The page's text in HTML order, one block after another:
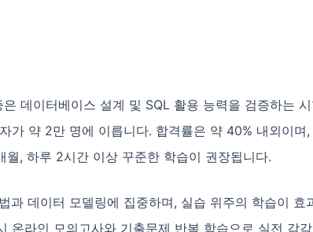
은 데이터베이스 설계 및 SQL 활용 능력을 검증하는
가 약 2만 명에 이릅니다. 합격률은 약 40% 내외이며
월, 하루 2시간 이상 꾸준한 학습이 권장됩니다.
과 데이터 모델링에 집중하며, 실습 위주의 학습이 효
온라인 모의고사와 기출문제 반복 학습으로 실전 감